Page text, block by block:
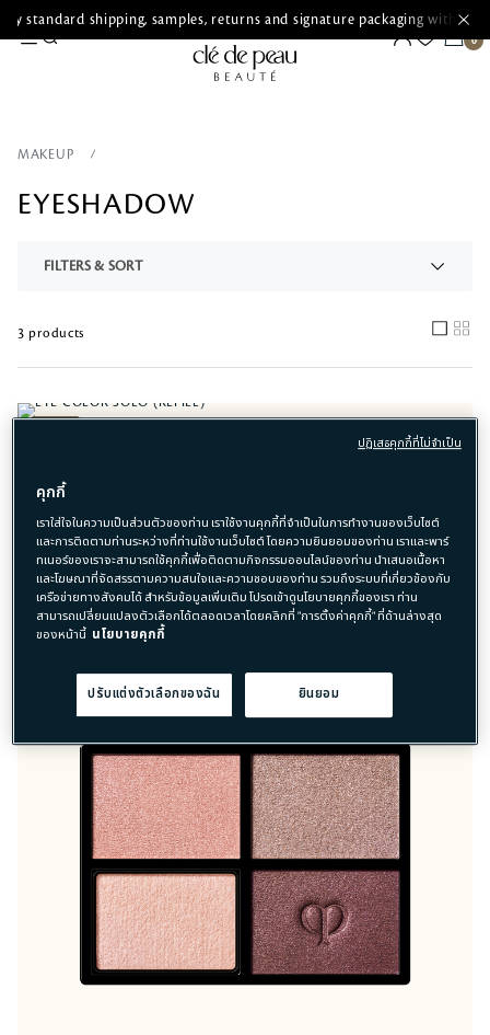
standard shipping, samples, returns and signature packaging with
MAKEUP
EYESHADOW
FILTERS & SORT
3 products
฿ 1,3006 เพิ่มเติม
Best Seller
คุกกี้
เราใส่ใจในความเป็นส่วนตัวของท่าน เราใช้งานคุกกี้ที่จำเป็นในการทำงานของเว็บไซต์
และการติดตามท่านระหว่างที่ท่านใช้งานเว็บไซต์ โดยความยินยอมของท่าน เราและพาร์
ทเนอร์ของเราจะสามารถใช้คุกกี้เพื่อติดตามกิจกรรมออนไลน์ของท่าน นำเสนอเนื้อหา
และโฆษณาที่จัดสรรตามความสนใจและความชอบของท่าน รวมถึงระบบที่เกี่ยวข้องกับ
เครือข่ายทางสังคมได้ สำหรับข้อมูลเพิ่มเติม โปรดเข้าดูนโยบายคุกกี้ของเรา ท่าน
สามารถเปลี่ยนแปลงตัวเลือกได้ตลอดเวลาโดยคลิกที่ "การตั้งค่าคุกกี้" ที่ด้านล่างสุด
ของหน้านี้ นโยบายคุกกี้
ปรับแต่งตัวเลือกของฉัน ยินยอม
ปฏิเสธคุกกี้ที่ไม่จำเป็น